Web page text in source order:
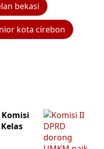
bekasi
kota cirebon